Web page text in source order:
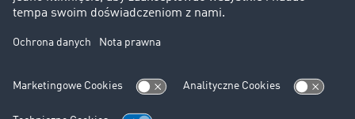
Ustawienia plików cookies